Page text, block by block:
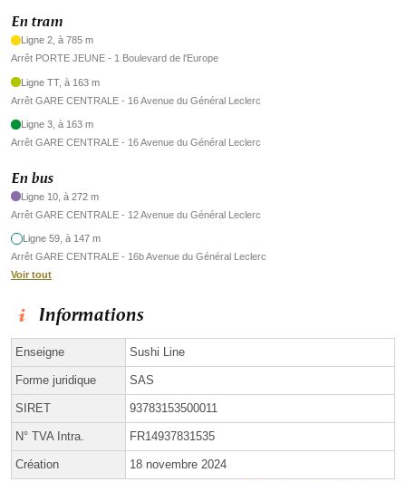
En tram
Ligne 2, à 785 m
Arrêt PORTE JEUNE - 1 Boulevard de l'Europe
Ligne TT, à 163 m
Arrêt GARE CENTRALE - 16 Avenue du Général Leclerc
Ligne 3, à 163 m
Arrêt GARE CENTRALE - 16 Avenue du Général Leclerc
En bus
Ligne 10, à 272 m
Arrêt GARE CENTRALE - 12 Avenue du Général Leclerc
Ligne 59, à 147 m
Arrêt GARE CENTRALE - 16b Avenue du Général Leclerc
Voir tout
Informations
Enseigne Sushi Line
Forme juridique SAS
SIRET 93783153500011
N° TVA Intra. FR14937831535
Création 18 novembre 2024